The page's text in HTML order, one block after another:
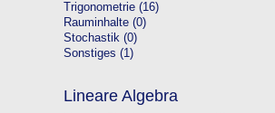
Trigonometrie (16)
Rauminhalte (0)
Stochastik (0)
Sonstiges (1)
Lineare Algebra